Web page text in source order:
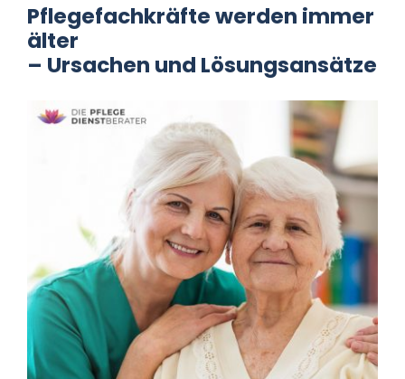
Fortbildung
Partner
Datenschutz
Kontakt
Pflegefachkräfte werden immer
älter
– Ursachen und Lösungsansätze